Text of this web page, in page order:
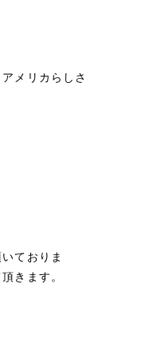
メリカらしさ
ておりま
きます。